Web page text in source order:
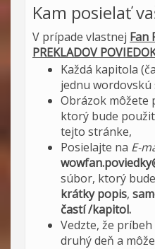
Kam posielať
V prípade vlastnej Fan
PREKLADOV
Každá kapitola
jednu wordovskú
Obrázok môžete
ktorý bude
tejto stránke,
Posielajte na E-
súbor, ktorý
krátky popis,
častí /kapitol.
Vedzte, že
druhý deň a